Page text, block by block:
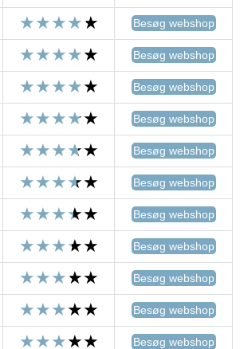
Besøg webshop
Besøg webshop
Besøg webshop
Besøg webshop
Besøg webshop
Besøg webshop
Besøg webshop
Besøg webshop
Besøg webshop
Besøg webshop
Besøg webshop